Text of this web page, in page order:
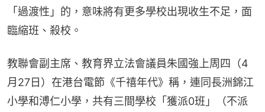
「過渡性」的，意味將有更多學校出現收生不足，面
臨縮班、殺校。
教聯會副主席、教育界立法會議員朱國強上周四（4
月27日）在港台電節《千禧年代》稱，連同長洲錦江
小學和溥仁小學，共有三間學校「獲派0班」（不派